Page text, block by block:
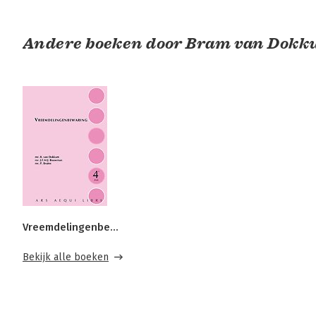
Andere boeken door Bram van
Vreemdelingenbewaring
Bekijk alle boeken